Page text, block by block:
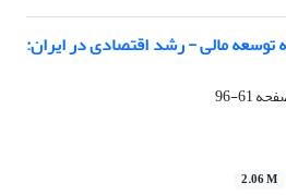
توسعه مالی - رشد اقتصادی در ایران:
61-96
2.06 M